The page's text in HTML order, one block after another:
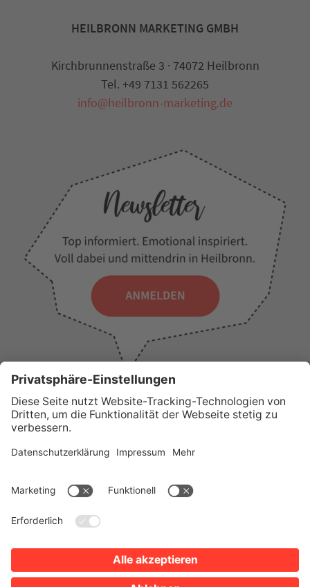
WICHTIGE LINKS
PresseWir über unsTourist-Information
Erklärung zur Barrierefreiheit
Impressum
HEILBRONN MARKETING GMBH
Kirchbrunnenstraße 3 · 74072 Heilbronn
Tel. +49 7131 562265
info@heilbronn-marketing.de